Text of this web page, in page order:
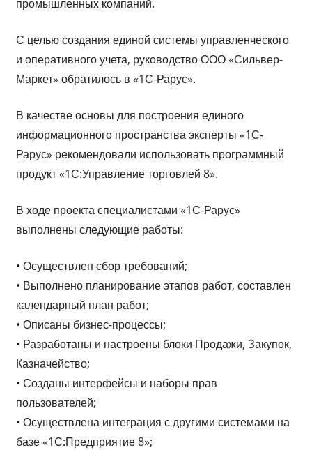
промышленных компаний.
С целью создания единой системы управленческого
и оперативного учета, руководство ООО «Сильвер-
Маркет» обратилось в «1С-Рарус».
В качестве основы для построения единого
информационного пространства эксперты «1С-
Рарус» рекомендовали использовать программный
продукт «1С:Управление торговлей 8».
В ходе проекта специалистами «1С-Рарус»
выполнены следующие работы:
• Осуществлен сбор требований;
• Выполнено планирование этапов работ, составлен
календарный план работ;
• Описаны бизнес-процессы;
• Разработаны и настроены блоки Продажи, Закупок,
Казначейство;
• Созданы интерфейсы и наборы прав
пользователей;
• Осуществлена интеграция с другими системами на
базе «1С:Предприятие 8»;